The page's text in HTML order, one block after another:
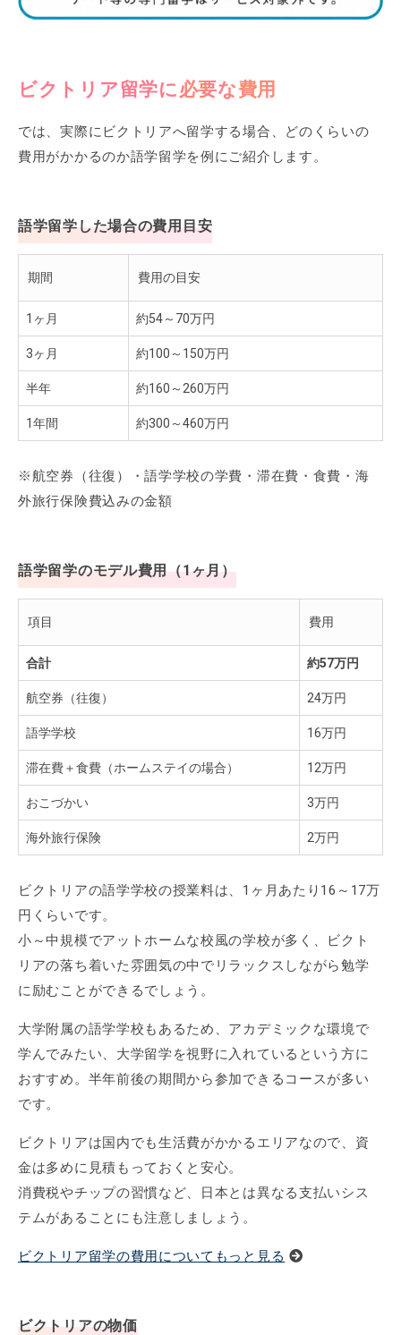
ビクトリア留学に必要な費用
では、実際にビクトリアへ留学する場合、どのくらいの
費用がかかるのか語学留学を例にご紹介します。
語学留学した場合の費用目安
期間 費用の目安
1ヶ月 約54～70万円
3ヶ月 約100～150万円
半年 約160～260万円
1年間 約300～460万円
※航空券（往復）・語学学校の学費・滞在費・食費・海
外旅行保険費込みの金額
語学留学のモデル費用（1ヶ月）
項目 費用
合計 約57万円
航空券（往復） 24万円
語学学校 16万円
滞在費＋食費（ホームステイの場合） 12万円
おこづかい 3万円
海外旅行保険 2万円
ビクトリアの語学学校の授業料は、1ヶ月あたり16～17万
円くらいです。
小～中規模でアットホームな校風の学校が多く、ビクト
リアの落ち着いた雰囲気の中でリラックスしながら勉学
に励むことができるでしょう。
大学附属の語学学校もあるため、アカデミックな環境で
学んでみたい、大学留学を視野に入れているという方に
おすすめ。半年前後の期間から参加できるコースが多い
です。
ビクトリアは国内でも生活費がかかるエリアなので、資
金は多めに見積もっておくと安心。
消費税やチップの習慣など、日本とは異なる支払いシス
テムがあることにも注意しましょう。
ビクトリア留学の費用についてもっと見る
ビクトリアの物価